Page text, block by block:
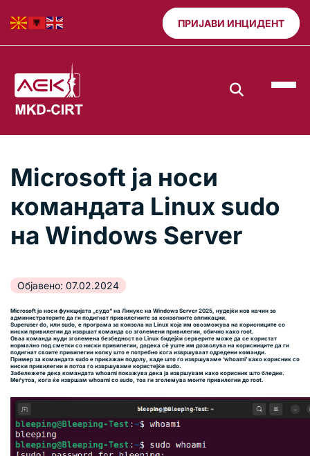
ПРИЈАВИ ИНЦИДЕНТ
Microsoft ја носи
командата Linux sudo
на Windows Server
Објавено: 07.02.2024
Microsoft ја носи функцијата „судо“ на Линукс на Windows Server 2025, нудејќи нов начин за
администраторите да ги подигнат привилегиите за конзолните апликации.
Superuser do, или sudo, е програма за конзола на Linux која им овозможува на корисниците со
ниски привилегии да извршат команда со зголемени привилегии, обично како root.
Оваа команда нуди зголемена безбедност во Linux бидејќи серверите може да се користат
нормално под сметки со ниски привилегии, додека сè уште им дозволува на корисниците да ги
подигнат своите привилегии колку што е потребно кога извршуваат одредени команди.
Пример за командата sudo е прикажан подолу, каде што го извршуваме ‘whoami’ како корисник со
ниски привилегии и потоа го извршуваме користејќи sudo.
Забележете дека командата whoami покажува дека ја извршувам како корисник што бледне.
Меѓутоа, кога ќе извршам whoami со sudo, тоа ги зголемува моите привилегии до root.